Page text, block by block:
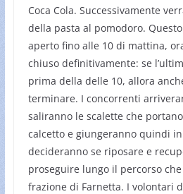
Coca Cola. Successivamente
della pasta al pomodoro.
aperto fino alle 10 di mattina,
chiuso definitivamente: se
prima della delle 10, allora
terminare. I concorrenti
saliranno le scalette che
calcetto e giungeranno quindi in
decideranno se riposare e
proseguire lungo il percorso
frazione di Farnetta. I volontari